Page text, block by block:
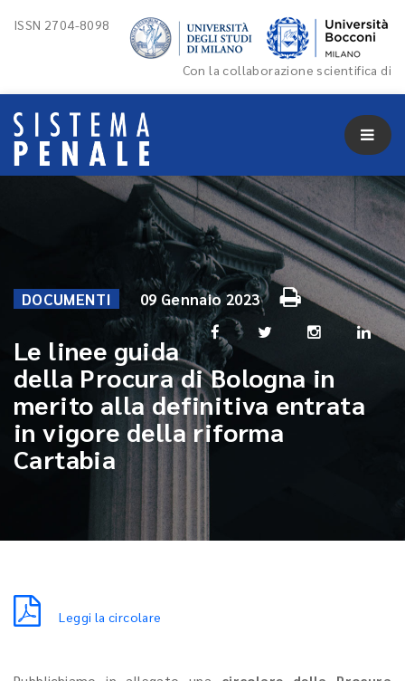
ISSN 2704-8098
Con la collaborazione scientifica di
DOCUMENTI 09 Gennaio 2023
Le linee guida
della Procura di Bologna in
merito alla definitiva entrata
in vigore della riforma
Cartabia
Leggi la circolare